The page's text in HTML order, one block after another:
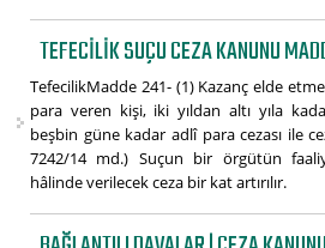
TEFECILIK SUÇU CEZA KANUNU
TefecilikMadde 241- (1) Kazanç elde
para veren kişi, iki yıldan altı yıla
beşbin güne kadar adlî para cezası ile
7242/14 md.) Suçun bir örgütün
hâlinde verilecek ceza bir kat artırılır.